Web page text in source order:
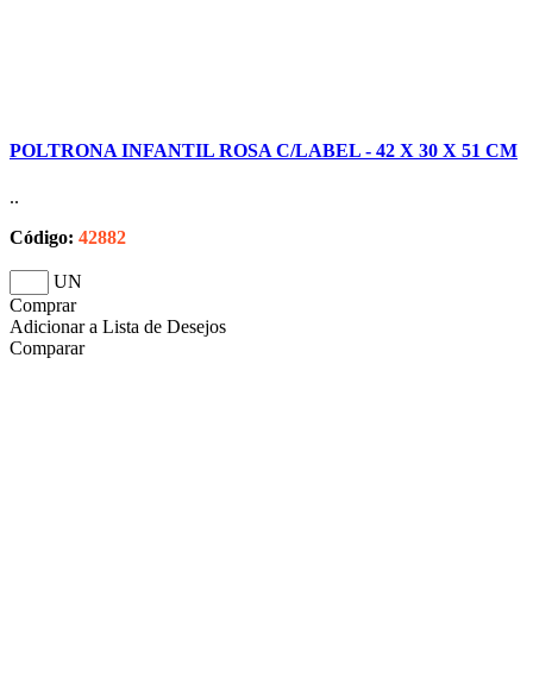
POLTRONA INFANTIL ROSA C/LABEL - 42 X 30 X 51 CM
..
Código: 42882
UN
Comprar
Adicionar a Lista de Desejos
Comparar